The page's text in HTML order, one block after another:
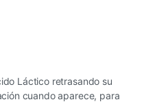
Láctico retrasando su
cuando aparece, para